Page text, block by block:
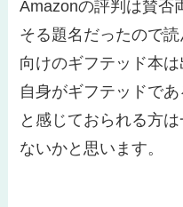
Amazonの評判は賛否
そる題名だったので
向けのギフテッド本
自身がギフテッドで
と感じておられる方
ないかと思います。